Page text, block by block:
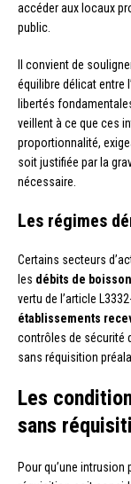
accéder aux locaux
public.
Il convient de
équilibre délicat entre
libertés
veillent à ce que ces
proportionnalité,
soit justifiée par la
nécessaire.
Les régimes
Certains secteurs
les débits de
vertu de l’article
établissements
contrôles de sécurité
sans réquisition
Les
sans
Pour qu’une